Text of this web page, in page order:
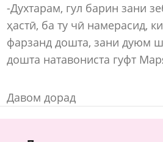
-Духтарам, гул барин зани
ҳастӣ, ба ту чӣ намерасид,
фарзанд дошта, зани дуюм
дошта натавониста гуфт
Давом дорад